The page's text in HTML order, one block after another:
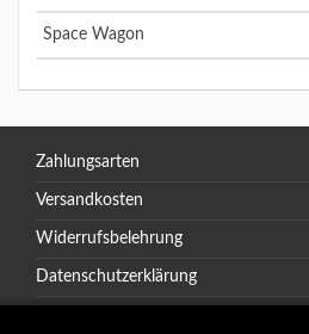
Space Wagon
Zahlungsarten
Versandkosten
Widerrufsbelehrung
Datenschutzerklärung